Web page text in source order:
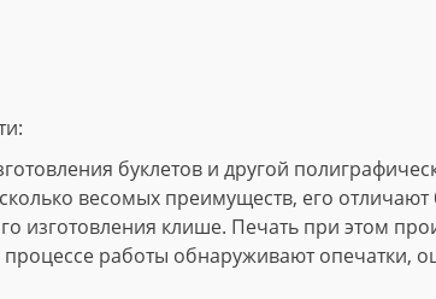
буклетов и другой
весомых преимуществ, его отличают
изготовления клише. Печать при этом
процессе работы обнаруживают опечатки,